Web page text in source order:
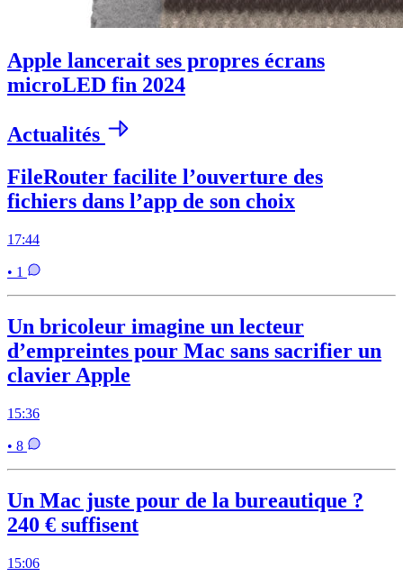
Apple lancerait ses propres écrans
microLED fin 2024
Actualités
FileRouter facilite l’ouverture des
fichiers dans l’app de son choix
17:44
• 1
Un bricoleur imagine un lecteur
d’empreintes pour Mac sans sacrifier un
clavier Apple
15:36
• 8
Un Mac juste pour de la bureautique ?
240 € suffisent
15:06